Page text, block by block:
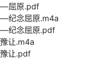
屈原.pdf
纪念屈原.m4a
纪念屈原.pdf
让.m4a
让.pdf